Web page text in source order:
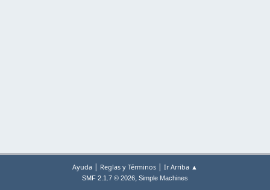
Ayuda | Reglas y Términos | Ir Arriba ▲
SMF 2.1.7 © 2026, Simple Machines